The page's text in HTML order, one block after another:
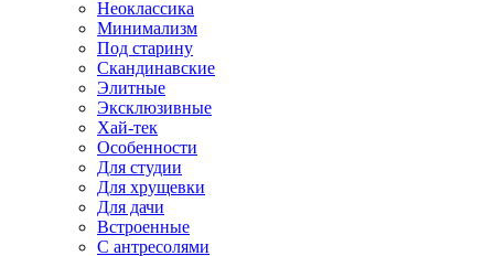
Неоклассика
Минимализм
Под старину
Скандинавские
Элитные
Эксклюзивные
Хай-тек
Особенности
Для студии
Для хрущевки
Для дачи
Встроенные
С антресолями